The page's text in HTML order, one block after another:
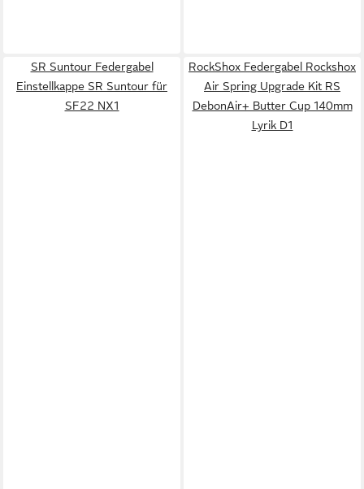
SR Suntour Federgabel
Einstellkappe SR Suntour für
SF22 NX1
RockShox Federgabel Rockshox
Air Spring Upgrade Kit RS
DebonAir+ Butter Cup 140mm
Lyrik D1